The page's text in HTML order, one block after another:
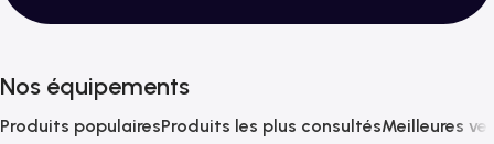
Nos équipements
Produits populairesProduits les plus consultésMeilleures